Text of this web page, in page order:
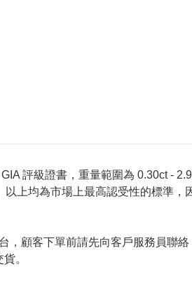
評級證書，重量範圍為 0.30ct -
上均為市場上最高認受性的標準
，顧客下單前請先向客戶服務員聯
。